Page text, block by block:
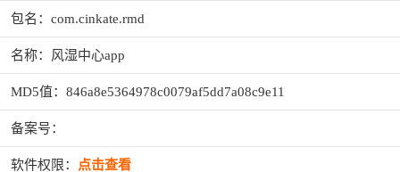
包名：com.cinkate.rmd
名称：风湿中心app
MD5值：846a8e5364978c0079af5dd7a08c9e11
备案号：
软件权限： 点击查看